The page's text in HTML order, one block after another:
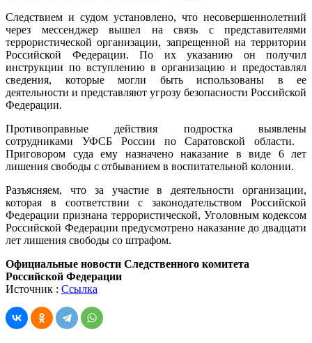
Следствием и судом установлено, что несовершеннолетний
через мессенджер вышел на связь с представителями
террористической организации, запрещенной на территории
Российской Федерации. По их указанию он получил
инструкции по вступлению в организацию и предоставлял
сведения, которые могли быть использованы в ее
деятельности и представляют угрозу безопасности Российской
Федерации.
Противоправные действия подростка выявлены
сотрудниками УФСБ России по Саратовской области.
Приговором суда ему назначено наказание в виде 6 лет
лишения свободы с отбыванием в воспитательной колонии.
Разъясняем, что за участие в деятельности организации,
которая в соответствии с законодательством Российской
Федерации признана террористической, Уголовным кодексом
Российской Федерации предусмотрено наказание до двадцати
лет лишения свободы со штрафом.
Официальные новости Следственного комитета
Российской Федерации
Источник : Ссылка